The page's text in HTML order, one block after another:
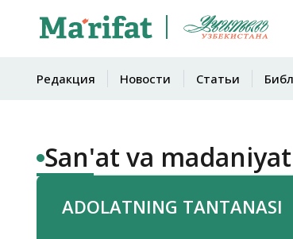
Редакция Новости Статьи
San'at va madaniyat
ADOLATNING TANTANASI